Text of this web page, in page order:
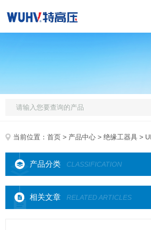
当前位置：首页 > 产品中心 >绝缘工器具 >
产品分类 CLASSIFICATION
相关文章 RELATED ARTICLES